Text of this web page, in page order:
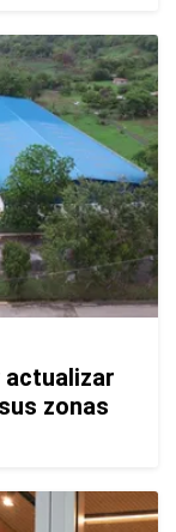
actualizar
zonas